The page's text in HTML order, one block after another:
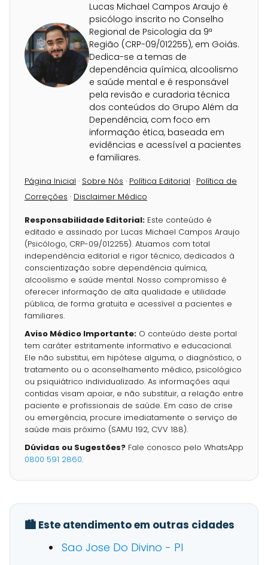
Lucas Michael Campos Araujo é
psicólogo inscrito no Conselho
Regional de Psicologia da 9ª
Região (CRP-09/012255), em Goiás.
Dedica-se a temas de
dependência química, alcoolismo
e saúde mental e é responsável
pela revisão e curadoria técnica
dos conteúdos do Grupo Além da
Dependência, com foco em
informação ética, baseada em
evidências e acessível a pacientes
e familiares.
Página Inicial · Sobre Nós · Política Editorial · Política de
Correções · Disclaimer Médico
Responsabilidade Editorial: Este conteúdo é
editado e assinado por Lucas Michael Campos Araujo
(Psicólogo, CRP-09/012255). Atuamos com total
independência editorial e rigor técnico, dedicados à
conscientização sobre dependência química,
alcoolismo e saúde mental. Nosso compromisso é
oferecer informação de alta qualidade e utilidade
pública, de forma gratuita e acessível a pacientes e
familiares.
Aviso Médico Importante: O conteúdo deste portal
tem caráter estritamente informativo e educacional.
Ele não substitui, em hipótese alguma, o diagnóstico, o
tratamento ou o aconselhamento médico, psicológico
ou psiquiátrico individualizado. As informações aqui
contidas visam apoiar, e não substituir, a relação entre
paciente e profissionais de saúde. Em caso de crise
ou emergência, procure imediatamente o serviço de
saúde mais próximo (SAMU 192, CVV 188).
Dúvidas ou Sugestões? Fale conosco pelo WhatsApp
0800 591 2860.
🏙️ Este atendimento em outras cidades
Sao Jose Do Divino - PI